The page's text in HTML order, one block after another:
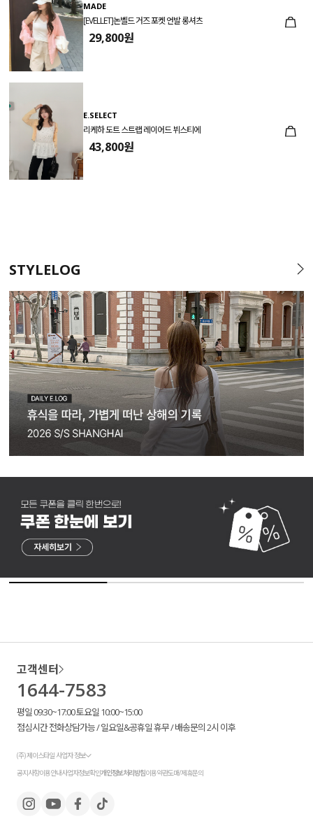
MADE
[EVELLET]논벨드 거즈 포켓 언발 롱셔츠
29,800원
E.SELECT
리케하 도트 스트랩 레이어드 뷔스티에
43,800원
STYLELOG
고객센터
1644-7583
평일 09:30~17:00 토요일 10:00~15:00
점심시간 전화상담가능 / 일요일&공휴일 휴무 / 배송문의 2시 이후
(주) 제이스타일 사업자 정보
공지사항이용안내사업자정보확인개인정보처리방침이용약관도매/제휴문의